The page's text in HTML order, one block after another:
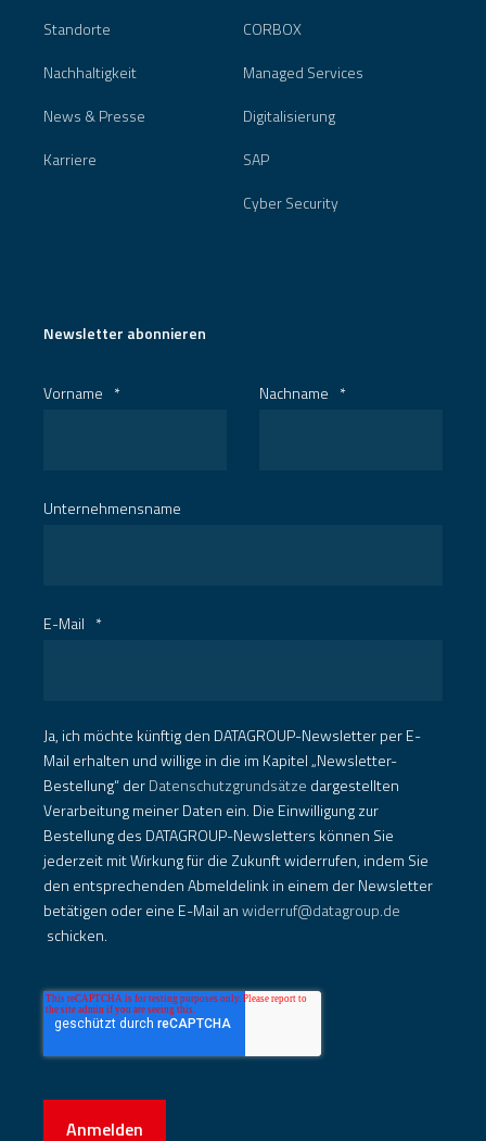
Standorte
Nachhaltigkeit
News & Presse
Karriere
CORBOX
Managed Services
Digitalisierung
SAP
Cyber Security
Newsletter abonnieren
Vorname * Nachname *
Unternehmensname
E-Mail *
Ja, ich möchte künftig den DATAGROUP-Newsletter per E-
Mail erhalten und willige in die im Kapitel „Newsletter-
Bestellung“ derDatenschutzgrundsätze dargestellten
Verarbeitung meiner Daten ein. Die Einwilligung zur
Bestellung des DATAGROUP-Newsletters können Sie
jederzeit mit Wirkung für die Zukunft widerrufen, indem Sie
den entsprechenden Abmeldelink in einem der Newsletter
betätigen oder eine E-Mail anwiderruf@datagroup.de
schicken.
Anmelden